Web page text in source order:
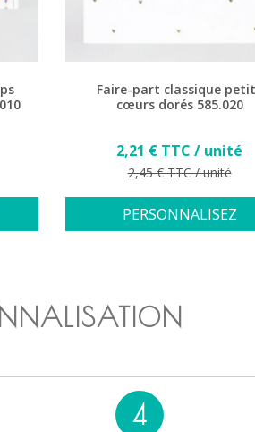
Faire-part classique
cœurs dorés 585.020
Prix
2,21 € TTC / unité
Prix de base
2,45 € TTC / unité
PERSONNALISEZ
4